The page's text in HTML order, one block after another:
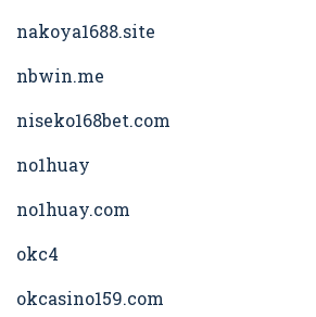
nakoya1688.site
nbwin.me
niseko168bet.com
no1huay
no1huay.com
okc4
okcasino159.com